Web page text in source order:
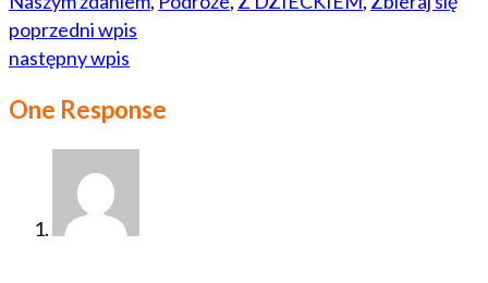
poprzedni wpis
następny wpis
One Response